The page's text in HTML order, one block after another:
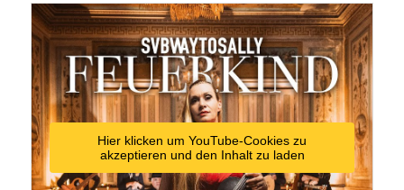
Hier klicken um YouTube-Cookies zu
akzeptieren und den Inhalt zu laden